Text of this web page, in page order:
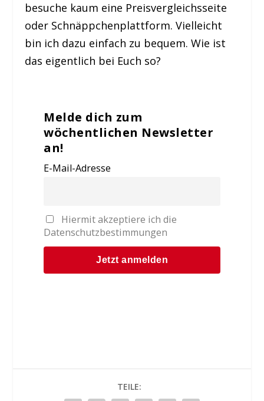
besuche kaum eine Preisvergleichsseite
oder Schnäppchenplattform. Vielleicht
bin ich dazu einfach zu bequem. Wie ist
das eigentlich bei Euch so?
Melde dich zum
wöchentlichen Newsletter
an!
E-Mail-Adresse
Hiermit akzeptiere ich die
Datenschutzbestimmungen
TEILE: